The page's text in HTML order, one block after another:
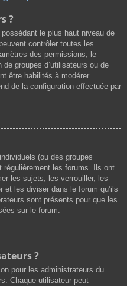
?
le plus haut niveau de
contrôler toutes les
des permissions, le
groupes d’utilisateurs ou de
être habilités à modérer
de la configuration effectuée par
(ou des groupes
régulièrement les forums. Ils ont
les sujets, les verrouiller, les
et les diviser dans le forum qu’ils
sont présents pour que les
sur le forum.
?
pour les administrateurs du
Chaque utilisateur peut